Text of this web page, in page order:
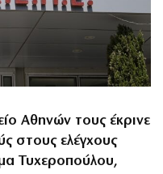
Αθηνών τους έκρινε
στους ελέγχους
Τυχεροπούλου,